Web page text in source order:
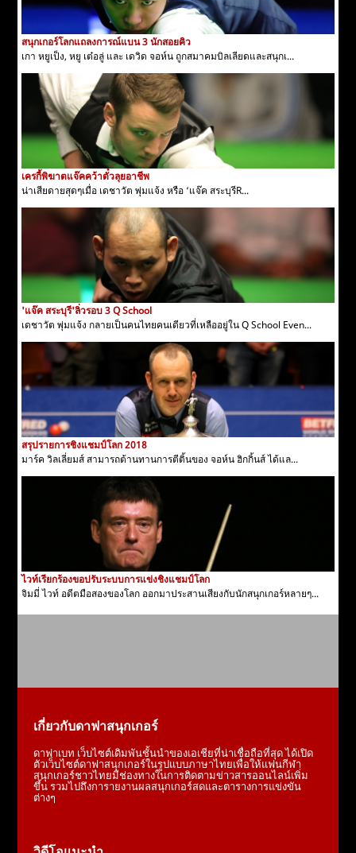
สนุกเกอร์โลกแถลงการณ์แบน 3 นักสอยคิว
เกา หยูเป็ง, หยู เต๋อลู่ และ เดวิด จอห์น ถูกสมาคมบิลเลียดและสนุกเ...
เครกี้พิฆาตแจ๊คคว้าตั๋วลุยอาชีพ
น่าเสียดายสุดๆเมื่อ เดชาวัต พุ่มแจ้ง หรือ ‘แจ๊ค สระบุรีR...
'แจ๊ค สระบุรี'ลิ่วรอบ 3 Q School
เดชาวัต พุ่มแจ้ง กลายเป็นคนไทยคนเดียวที่เหลืออยู่ใน Q School Even...
สรุปรายการชิงแชมป์โลก 2018
มาร์ค วิลเลี่ยมส์ สามารถต้านทานการตีติ้นของ จอห์น ฮิกกิ้นส์ ได้แล...
ไวท์เรียกร้องขอปรับระบบการแข่งชิงแชมป์โลก
จิมมี่ ไวท์ อดีตมือสองของโลก ออกมาประสานเสียงกับนักสนุกเกอร์หลายๆ...
เกี่ยวกับดาฟาสนุกเกอร์
ดาฟาเบท เว็บไซต์เดิมพันชั้นนำของเอเชียที่น่าเชื่อถือที่สุด ได้เปิด
ตัวเว็บไซต์ดาฟาสนุกเกอร์ในรูปแบบภาษาไทยเพื่อให้แฟนกีฬา
สนุกเกอร์ชาวไทยมีช่องทางในการติดตามข่าวสารออนไลน์เพิ่ม
ขึ้น รวมไปถึงการายงานผลสนุกเกอร์สดและตารางการแข่งขัน
ต่างๆ